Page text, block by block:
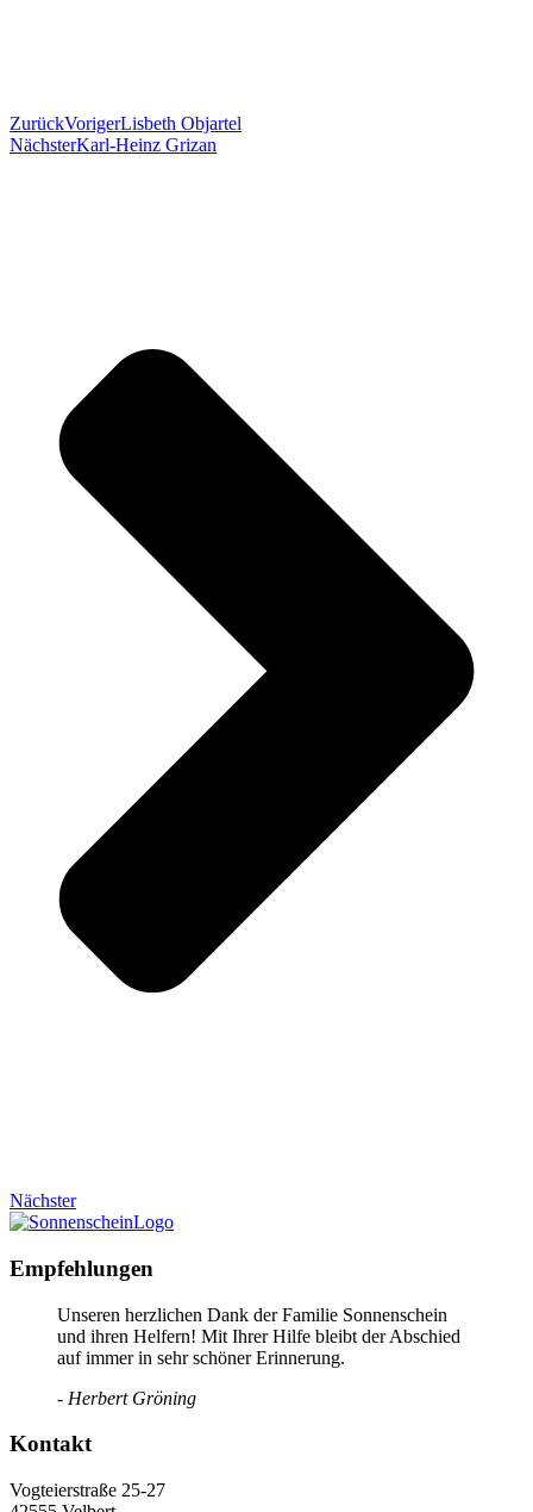
ZurückVorigerLisbeth Objartel
NächsterKarl-Heinz Grizan
Nächster
Empfehlungen
Unseren herzlichen Dank der Familie Sonnenschein
und ihren Helfern! Mit Ihrer Hilfe bleibt der Abschied
auf immer in sehr schöner Erinnerung.
- Herbert Gröning
Kontakt
Vogteierstraße 25-27